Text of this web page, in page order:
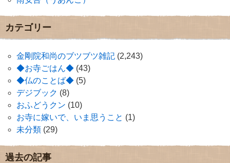
カテゴリー
金剛院和尚のブツブツ雑記 (2,243)
◆お寺ごはん◆ (43)
◆仏のことば◆ (5)
デジブック (8)
おふどうクン (10)
お寺に嫁いで、いま思うこと (1)
未分類 (29)
過去の記事